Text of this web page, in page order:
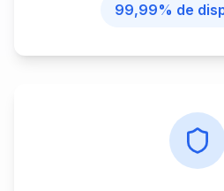
99,99% de